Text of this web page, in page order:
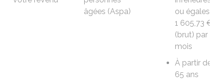
âgées (Aspa)
ou égales à
1 605,73 €
(brut) par
mois
À partir de
65 ans